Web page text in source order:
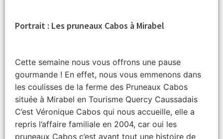
Portrait : Les pruneaux Cabos à Mirabel
Cette semaine nous vous offrons une pause
gourmande ! En effet, nous vous emmenons dans
les coulisses de la ferme des Pruneaux Cabos
située à Mirabel en Tourisme Quercy Caussadais
C’est Véronique Cabos qui nous accueille, elle a
repris l’affaire familiale en 2004, car oui les
pruneaux Cabos c’est avant tout une histoire de